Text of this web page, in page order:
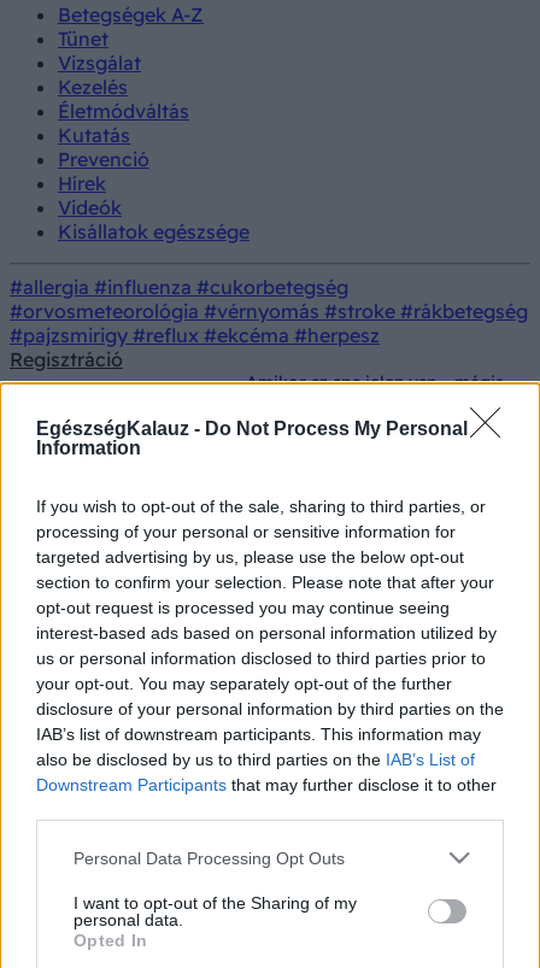
EgészségKalauz - Do Not Process My Personal
Information
If you wish to opt-out of the sale, sharing to third parties, or
processing of your personal or sensitive information for
targeted advertising by us, please use the below opt-out
section to confirm your selection. Please note that after your
opt-out request is processed you may continue seeing
interest-based ads based on personal information utilized by
us or personal information disclosed to third parties prior to
your opt-out. You may separately opt-out of the further
disclosure of your personal information by third parties on the
IAB’s list of downstream participants. This information may
also be disclosed by us to third parties on the IAB’s List of
Downstream Participants that may further disclose it to other
Please note that this website/app uses one or more Google
not limited to your visit or usage behaviour. You may click to
grant or deny consent to Google and its third-party tags to
use your data for below specified purposes in below Google
Personal Data Processing Opt Outs
I want to opt-out of the Sharing of my
personal data.
Opted In
Betegségek A-Z
Tünet
Vizsgálat
Kezelés
Életmódváltás
Kutatás
Prevenció
Hírek
Videók
Kisállatok egészsége
#allergia #influenza #cukorbetegség
#orvosmeteorológia #vérnyomás #stroke #rákbetegség
#pajzsmirigy #reflux #ekcéma #herpesz
Regisztráció
Amikor az apa jelen van – mégis
hiányzik: mit jelent az „apaseb”,
és milyen jelek utalhatnak rá?
hiányzik: mit jelent az „apaseb”, és
milyen jelek utalhatnak rá?